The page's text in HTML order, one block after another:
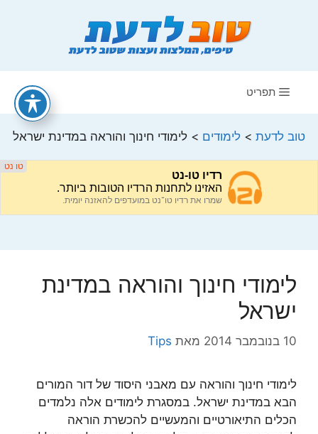
תפריט
טוב לדעת > לימודים > לימודי חינוך והוראה במדינת ישראל
לימודי חינוך והוראה במדינת
ישראל
10 בנובמבר 2014 מאת Tips
לימודי חינוך והוראה עם מאבני היסוד של דור המורים
הבא במדינת ישראל. במסגרת לימודים אלה נלמדים
הכלים התיאורטיים והמעשיים להכשרת הוראה